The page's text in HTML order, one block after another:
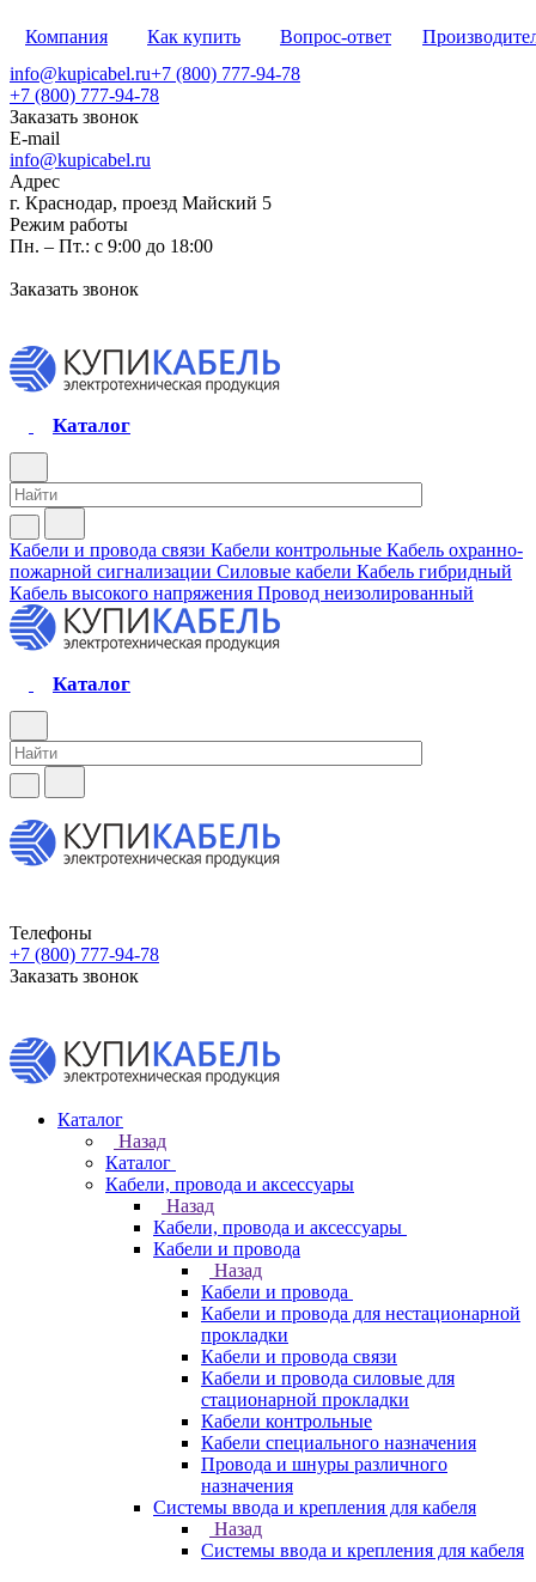
Компания Как купить Вопрос-ответ
info@kupicabel.ru+7 (800) 777-94-78
+7 (800) 777-94-78
Заказать звонок
E-mail
info@kupicabel.ru
Адрес
г. Краснодар, проезд Майский 5
Режим работы
Пн. – Пт.: с 9:00 до 18:00
Заказать звонок
Каталог
Кабели и провода связи Кабели контрольные Кабель охранно-
пожарной сигнализации Силовые кабели Кабель гибридный
Кабель высокого напряжения Провод неизолированный
Каталог
Телефоны
+7 (800) 777-94-78
Заказать звонок
Каталог
Назад
Каталог
Кабели, провода и аксессуары
Назад
Кабели, провода и аксессуары
Кабели и провода
Назад
Кабели и провода
Кабели и провода для нестационарной
прокладки
Кабели и провода связи
Кабели и провода силовые для
стационарной прокладки
Кабели контрольные
Кабели специального назначения
Провода и шнуры различного
назначения
Системы ввода и крепления для кабеля
Назад
Системы ввода и крепления для кабеля